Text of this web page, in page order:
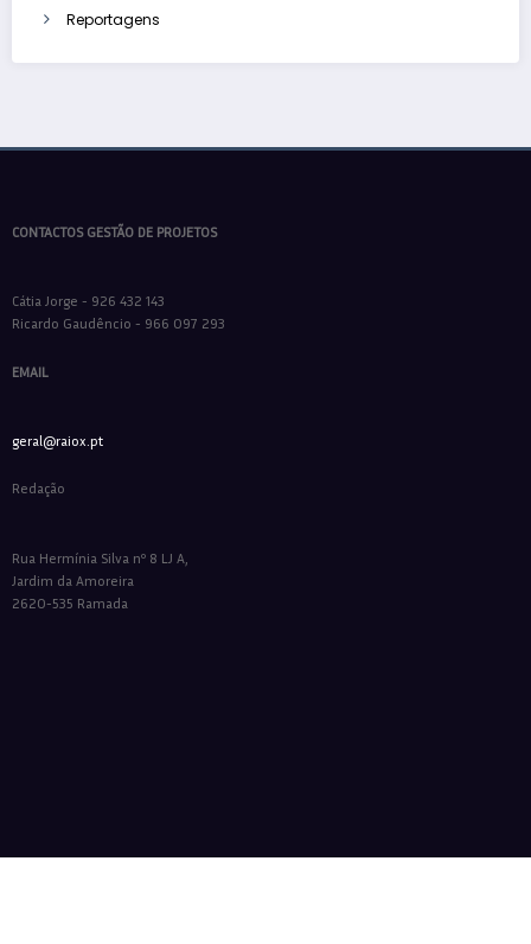
Reportagens
CONTACTOS GESTÃO DE PROJETOS
Cátia Jorge - 926 432 143
Ricardo Gaudêncio - 966 097 293
EMAIL
geral@raiox.pt
Redação
Rua Hermínia Silva nº 8 LJ A,
Jardim da Amoreira
2620-535 Ramada